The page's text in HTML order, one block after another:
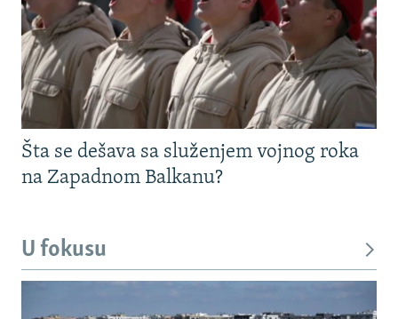
Šta se dešava sa služenjem vojnog roka
na Zapadnom Balkanu?
U fokusu